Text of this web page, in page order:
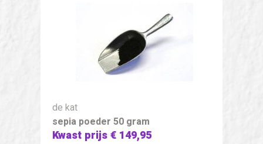
de kat
sepia poeder 50 gram
Kwast prijs€ 149,95